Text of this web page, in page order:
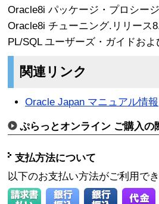
Oracle8i パッケージ・プロシー
Oracle8i チューニング.リリース
PL/SQL ユーザーズ・ガイドお
関連リンク
Oracle Japan マニュアル情報
ぷらっとオンライン ご購入の
支払方法について
以下のお支払い方法がご利用で